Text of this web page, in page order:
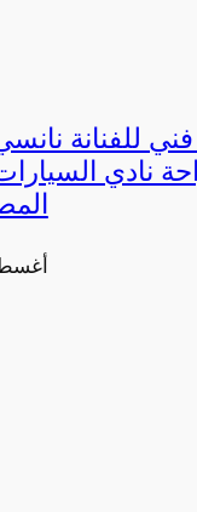
للفنانة
نادي
13